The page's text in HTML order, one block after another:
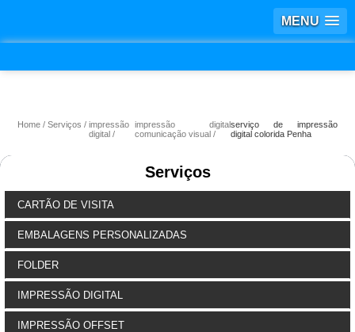
MENU
Home Serviços
impressão
digital
impressão digital
comunicação visual
serviço de impressão
digital colorida Penha
Serviços
CARTÃO DE VISITA
EMBALAGENS PERSONALIZADAS
FOLDER
IMPRESSÃO DIGITAL
IMPRESSÃO OFFSET